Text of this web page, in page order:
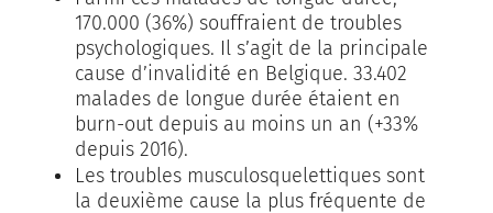
170.000 (36%) souffraient de troubles
psychologiques. Il s’agit de la principale
cause d’invalidité en Belgique. 33.402
malades de longue durée étaient en
burn-out depuis au moins un an (+33%
depuis 2016).
Les troubles musculosquelettiques sont
la deuxième cause la plus fréquente de